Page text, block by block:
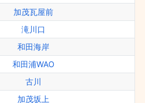
加茂瓦屋前
滝川口
和田海岸
和田浦WAO
古川
加茂坂上